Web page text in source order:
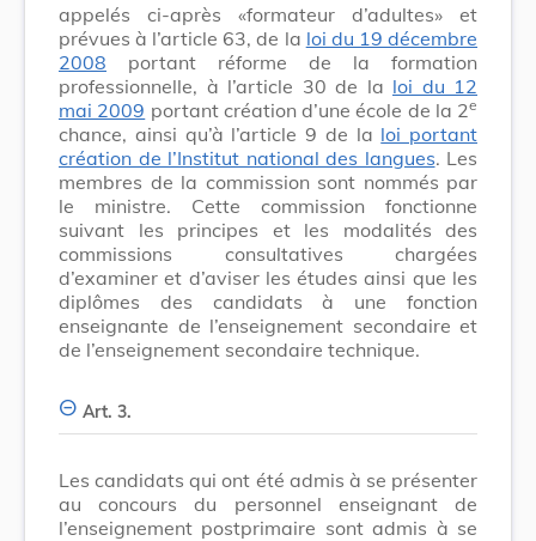
appelés ci-après «formateur d’adultes» et
prévues à l’article 63, de la loi du 19 décembre
2008 portant réforme de la formation
professionnelle, à l’article 30 de la loi du 12
mai 2009 portant création d’une école de la 2e
chance, ainsi qu’à l’article 9 de la loi portant
création de l’Institut national des langues. Les
membres de la commission sont nommés par
le ministre. Cette commission fonctionne
suivant les principes et les modalités des
commissions consultatives chargées
d’examiner et d’aviser les études ainsi que les
diplômes des candidats à une fonction
enseignante de l’enseignement secondaire et
de l’enseignement secondaire technique.
Art. 3.
Les candidats qui ont été admis à se présenter
au concours du personnel enseignant de
l’enseignement postprimaire sont admis à se